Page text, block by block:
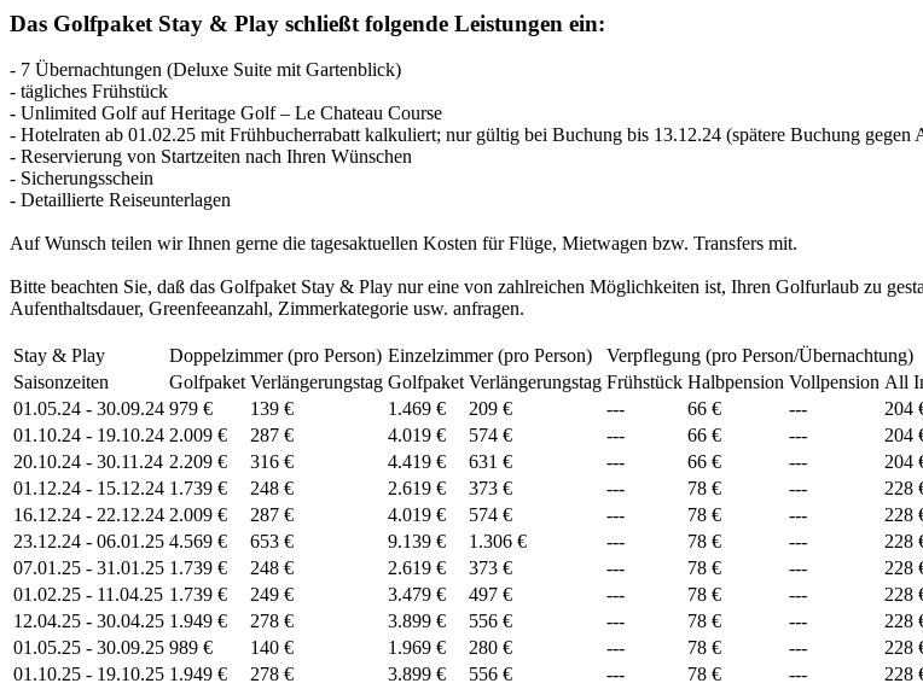
Das Golfpaket Stay & Play schließt folgende Leistungen ein:
- 7 Übernachtungen (Deluxe Suite mit Gartenblick)
- tägliches Frühstück
- Unlimited Golf auf Heritage Golf – Le Chateau Course
- Hotelraten ab 01.02.25 mit Frühbucherrabatt kalkuliert; nur gültig bei Buchung bis 13.12.24 (spätere Buchung gegen
- Reservierung von Startzeiten nach Ihren Wünschen
- Sicherungsschein
- Detaillierte Reiseunterlagen
Auf Wunsch teilen wir Ihnen gerne die tagesaktuellen Kosten für Flüge, Mietwagen bzw. Transfers mit.
Bitte beachten Sie, daß das Golfpaket Stay & Play nur eine von zahlreichen Möglichkeiten ist, Ihren Golfurlaub zu
Aufenthaltsdauer, Greenfeeanzahl, Zimmerkategorie usw. anfragen.
Stay & Play Doppelzimmer (pro Person) Einzelzimmer (pro Person)
Verpflegung (pro Person/Übernachtung)
Saisonzeiten
Golfpaket Verlängerungstag Golfpaket Verlängerungstag Frühstück Halbpension Vollpension All
01.05.24 - 30.09.24 979 € 139 € 1.469 € 209 € --- 66 € ---
204
01.10.24 - 19.10.24 2.009 € 287 € 4.019 € 574 € --- 66 € ---
204
20.10.24 - 30.11.24 2.209 € 316 € 4.419 € 631 € --- 66 € ---
204
01.12.24 - 15.12.24 1.739 € 248 € 2.619 € 373 € --- 78 € ---
228
16.12.24 - 22.12.24 2.009 € 287 € 4.019 € 574 € --- 78 € ---
228
23.12.24 - 06.01.25 4.569 € 653 € 9.139 € 1.306 € --- 78 € ---
228
07.01.25 - 31.01.25 1.739 € 248 € 2.619 € 373 € --- 78 € ---
228
01.02.25 - 11.04.25 1.739 € 249 € 3.479 € 497 € --- 78 € ---
228
12.04.25 - 30.04.25 1.949 € 278 € 3.899 € 556 € --- 78 € ---
228
01.05.25 - 30.09.25 989 € 140 € 1.969 € 280 € --- 78 € ---
228
01.10.25 - 19.10.25 1.949 € 278 € 3.899 € 556 € --- 78 € ---
228